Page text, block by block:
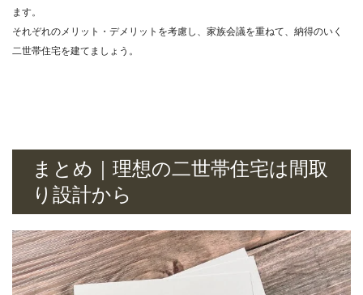
ます。
それぞれのメリット・デメリットを考慮し、家族会議を重ねて、納得のいく
二世帯住宅を建てましょう。
まとめ｜理想の二世帯住宅は間取
り設計から